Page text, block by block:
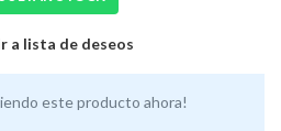
a lista de deseos
este producto ahora!